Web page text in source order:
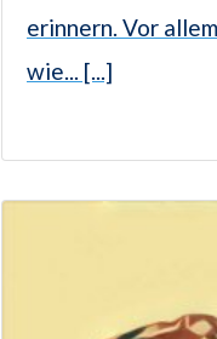
erinnern. Vor
wie... [...]